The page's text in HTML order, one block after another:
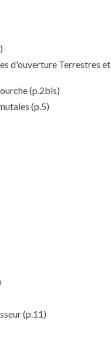
d'ouverture Terrestres et
(p.2bis)
(p.5)
(p.11)